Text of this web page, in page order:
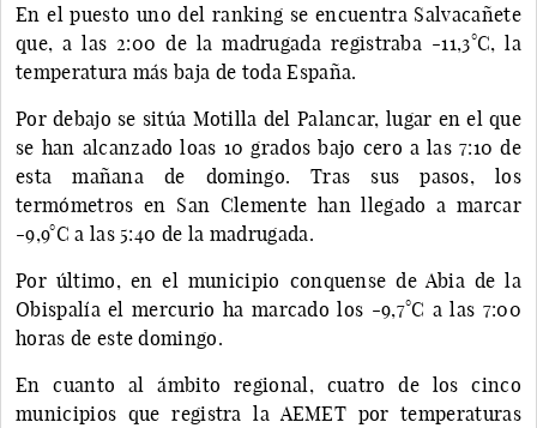
En el puesto uno del ranking se encuentra Salvacañete
que, a las 2:00 de la madrugada registraba -11,3°C, la
temperatura más baja de toda España.
Por debajo se sitúa Motilla del Palancar, lugar en el que
se han alcanzado loas 10 grados bajo cero a las 7:10 de
esta mañana de domingo. Tras sus pasos, los
termómetros en San Clemente han llegado a marcar
-9,9°C a las 5:40 de la madrugada.
Por último, en el municipio conquense de Abia de la
Obispalía el mercurio ha marcado los -9,7°C a las 7:00
horas de este domingo.
En cuanto al ámbito regional, cuatro de los cinco
municipios que registra la AEMET por temperaturas